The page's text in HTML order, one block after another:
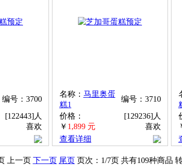
编号：3700
[122443]人
喜欢
名称： 马里奥蛋
糕1
编号：3710
价格：
￥ 1,899 元
[129236]人
喜欢
查看详细
上一页 下一页 尾页页次： 1/7页 共有109种商品